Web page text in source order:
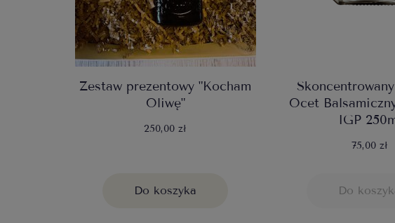
Zestaw prezentowy "Kocham
Oliwę"
250,00 zł
Do koszyka
Ocet
IGP
75,00 zł
Do